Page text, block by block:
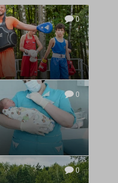
0
0
0